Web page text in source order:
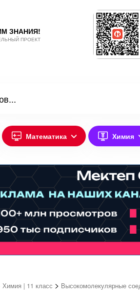
ЗНАНИЯ!
ПРОЕКТ
Математика Химия
Химия | 11 класс > Высокомолекулярные